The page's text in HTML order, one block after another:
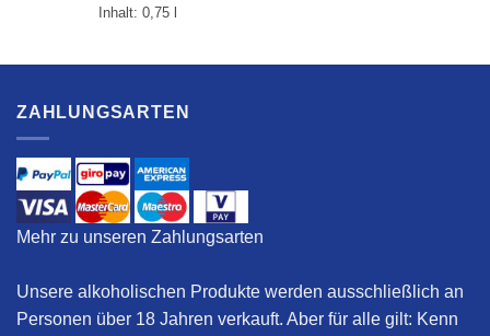
Inhalt: 0,75
ZAHLUNGSARTEN
Mehr zu unseren Zahlungsarten
Unsere alkoholischen Produkte werden ausschließlich an
Personen über 18 Jahren verkauft. Aber für alle gilt: Kenn